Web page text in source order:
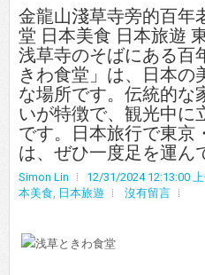
金龍山淺草寺旁的百年
堂 日本美食 日本旅遊
浅草寺のそばにある百
きわ食堂」は、日本の
な場所です。伝統的な
いが特徴で、観光中に
です。日本旅行で東京
は、ぜひ一度足を運ん
Simon Lin 12/31/2024 12:13:00
本美食, 日本旅遊 沒有留言